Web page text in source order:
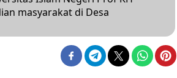
masyarakat di Desa